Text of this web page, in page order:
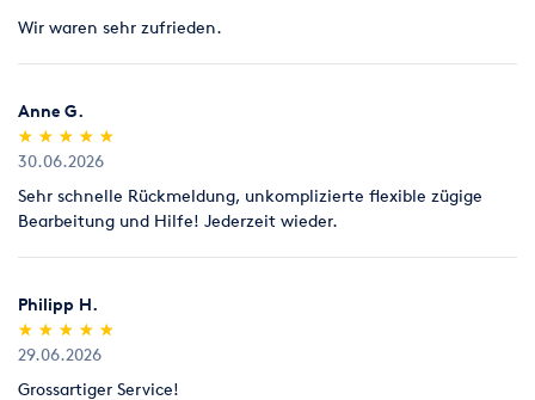
Wir waren sehr zufrieden.
Anne G.
(*)
★
★
(*) ★
★
(*) ★
★
(*) ★
★
(*) ★
★
30.06.2026
Sehr schnelle Rückmeldung, unkomplizierte flexible zügige
Bearbeitung und Hilfe! Jederzeit wieder.
Philipp H.
(*)
★
★
(*) ★
★
(*) ★
★
(*) ★
★
(*) ★
★
29.06.2026
Grossartiger Service!